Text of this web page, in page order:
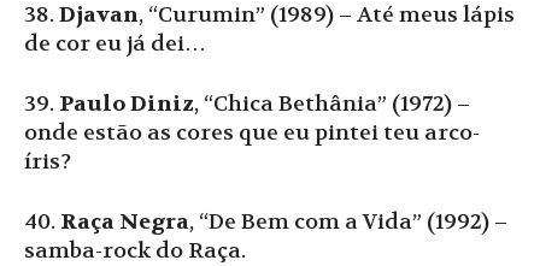
38.Djavan, “Curumin” (1989) – Até meus lápis
de cor eu já dei…
39. Paulo Diniz, “Chica Bethânia” (1972) –
onde estão as cores que eu pintei teu arco-
íris?
40. Raça Negra, “De Bem com a Vida” (1992) –
samba-rock do Raça.